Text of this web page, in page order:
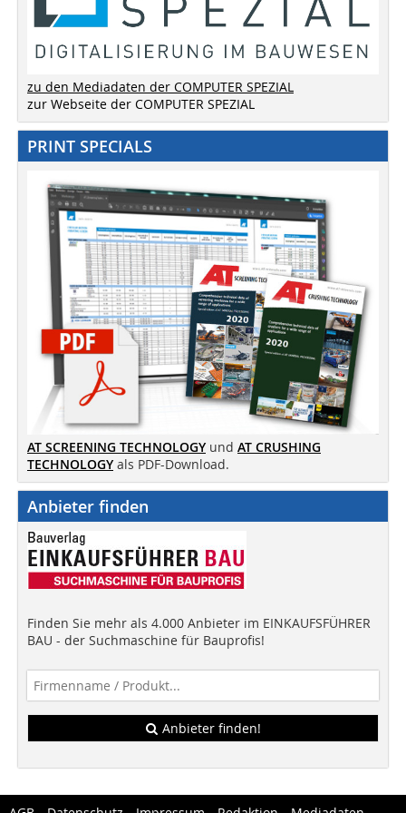
zu den Mediadaten der COMPUTER SPEZIAL
zur Webseite der COMPUTER SPEZIAL
PRINT SPECIALS
AT SCREENING TECHNOLOGY und AT CRUSHING
TECHNOLOGY als PDF-Download.
Anbieter finden
Finden Sie mehr als 4.000 Anbieter im EINKAUFSFÜHRER
BAU - der Suchmaschine für Bauprofis!
Anbieter finden!